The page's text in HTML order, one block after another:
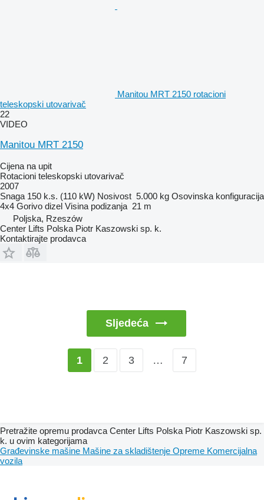
Manitou MRT 2150 rotacioni
teleskopski utovarivač
22
VIDEO
Manitou MRT 2150
Cijena na upit
Rotacioni teleskopski utovarivač
2007
Snaga 150 k.s. (110 kW) Nosivost 5.000 kg Osovinska konfiguracija
4x4 Gorivo dizel Visina podizanja 21 m
Poljska, Rzeszów
Center Lifts Polska Piotr Kaszowski sp. k.
Kontaktirajte prodavca
Sljedeća
1 2 3 … 7
Pretražite opremu prodavca Center Lifts Polska Piotr Kaszowski sp.
k. u ovim kategorijama
Građevinske mašine Mašine za skladištenje Opreme Komercijalna
vozila